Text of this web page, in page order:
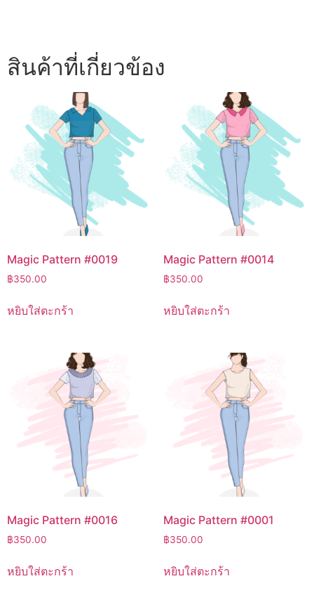
สินค้าที่เกี่ยวข้อง
Magic Pattern #0019
฿350.00
หยิบใส่ตะกร้า
Magic Pattern #0014
฿350.00
หยิบใส่ตะกร้า
Magic Pattern #0016
฿350.00
หยิบใส่ตะกร้า
Magic Pattern #0001
฿350.00
หยิบใส่ตะกร้า